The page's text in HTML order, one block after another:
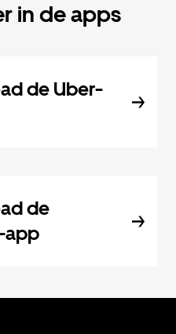
in de apps
de Uber-
de
app